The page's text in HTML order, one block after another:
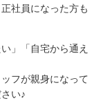
社員になった方も
」「自宅から通え
フが親身になって
い♪